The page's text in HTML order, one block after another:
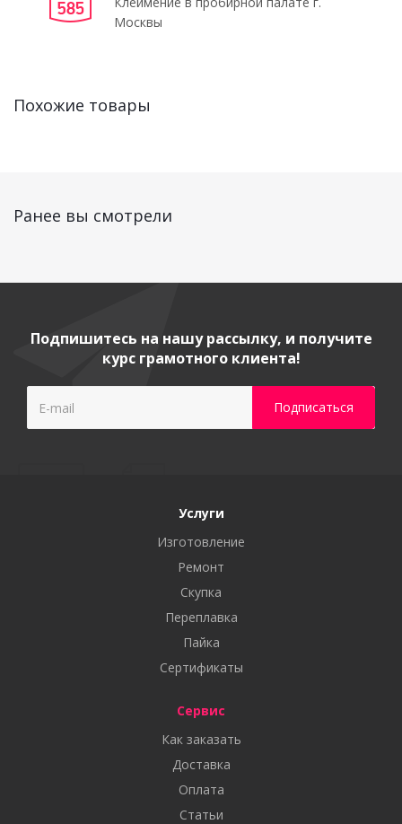
Москвы
Похожие товары
Ранее вы смотрели
Подпишитесь на нашу рассылку, и получите
курс грамотного клиента!
Услуги
Изготовление
Ремонт
Скупка
Переплавка
Пайка
Сертификаты
Сервис
Как заказать
Доставка
Оплата
Статьи